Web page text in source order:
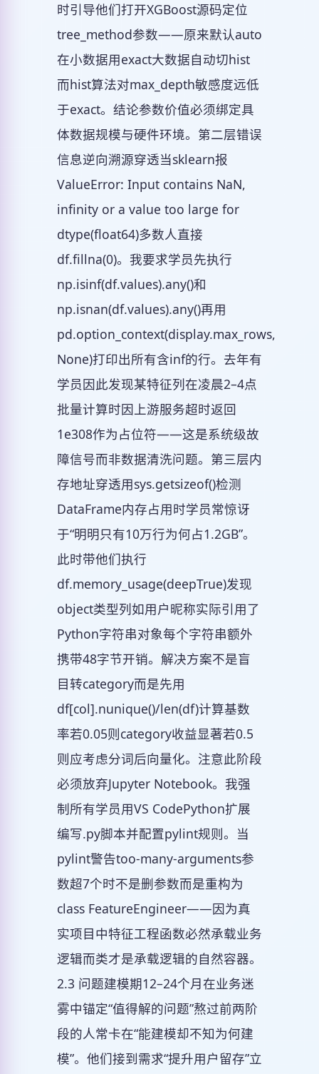
时引导他们打开XGBoost源码定位
tree_method参数——原来默认auto
在小数据用exact大数据自动切hist
而hist算法对max_depth敏感度远低
于exact。结论参数价值必须绑定具
体数据规模与硬件环境。第二层错误
信息逆向溯源穿透当sklearn报
ValueError: Input contains NaN,
infinity or a value too large for
dtype(float64)多数人直接
df.fillna(0)。我要求学员先执行
np.isinf(df.values).any()和
np.isnan(df.values).any()再用
pd.option_context(display.max_rows,
None)打印出所有含inf的行。去年有
学员因此发现某特征列在凌晨2–4点
批量计算时因上游服务超时返回
1e308作为占位符——这是系统级故
障信号而非数据清洗问题。第三层内
存地址穿透用sys.getsizeof()检测
DataFrame内存占用时学员常惊讶
于“明明只有10万行为何占1.2GB”。
此时带他们执行
df.memory_usage(deepTrue)发现
object类型列如用户昵称实际引用了
Python字符串对象每个字符串额外
携带48字节开销。解决方案不是盲
目转category而是先用
df[col].nunique()/len(df)计算基数
率若0.05则category收益显著若0.5
则应考虑分词后向量化。注意此阶段
必须放弃Jupyter Notebook。我强
制所有学员用VS CodePython扩展
编写.py脚本并配置pylint规则。当
pylint警告too-many-arguments参
数超7个时不是删参数而是重构为
class FeatureEngineer——因为真
实项目中特征工程函数必然承载业务
逻辑而类才是承载逻辑的自然容器。
2.3 问题建模期12–24个月在业务迷
雾中锚定“值得解的问题”熬过前两阶
段的人常卡在“能建模却不知为何建
模”。他们接到需求“提升用户留存”立